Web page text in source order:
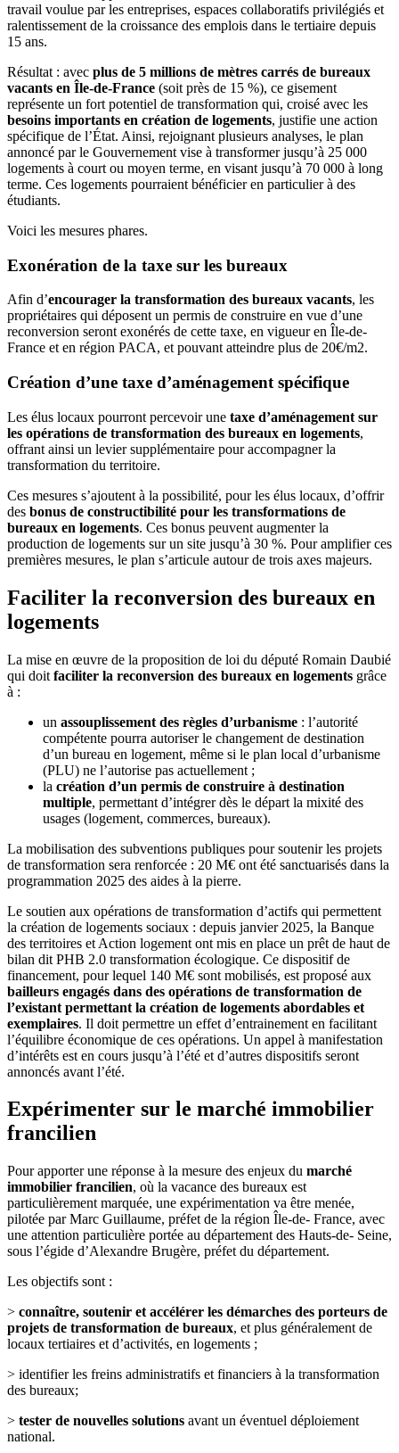
travail voulue par les entreprises, espaces collaboratifs privilégiés et
ralentissement de la croissance des emplois dans le tertiaire depuis
15 ans.
Résultat : avec plus de 5 millions de mètres carrés de bureaux
vacants en Île-de-France (soit près de 15 %), ce gisement
représente un fort potentiel de transformation qui, croisé avec les
besoins importants en création de logements, justifie une action
spécifique de l’État. Ainsi, rejoignant plusieurs analyses, le plan
annoncé par le Gouvernement vise à transformer jusqu’à 25 000
logements à court ou moyen terme, en visant jusqu’à 70 000 à long
terme. Ces logements pourraient bénéficier en particulier à des
étudiants.
Voici les mesures phares.
Exonération de la taxe sur les bureaux
Afin d’encourager la transformation des bureaux vacants, les
propriétaires qui déposent un permis de construire en vue d’une
reconversion seront exonérés de cette taxe, en vigueur en Île-de-
France et en région PACA, et pouvant atteindre plus de 20€/m2.
Création d’une taxe d’aménagement spécifique
Les élus locaux pourront percevoir une taxe d’aménagement sur
les opérations de transformation des bureaux en logements,
offrant ainsi un levier supplémentaire pour accompagner la
transformation du territoire.
Ces mesures s’ajoutent à la possibilité, pour les élus locaux, d’offrir
des bonus de constructibilité pour les transformations de
bureaux en logements. Ces bonus peuvent augmenter la
production de logements sur un site jusqu’à 30 %. Pour amplifier ces
premières mesures, le plan s’articule autour de trois axes majeurs.
Faciliter la reconversion des bureaux en
logements
La mise en œuvre de la proposition de loi du député Romain Daubié
qui doit faciliter la reconversion des bureaux en logements grâce
à :
un assouplissement des règles d’urbanisme : l’autorité
compétente pourra autoriser le changement de destination
d’un bureau en logement, même si le plan local d’urbanisme
(PLU) ne l’autorise pas actuellement ;
la création d’un permis de construire à destination
multiple, permettant d’intégrer dès le départ la mixité des
usages (logement, commerces, bureaux).
La mobilisation des subventions publiques pour soutenir les projets
de transformation sera renforcée : 20 M€ ont été sanctuarisés dans la
programmation 2025 des aides à la pierre.
Le soutien aux opérations de transformation d’actifs qui permettent
la création de logements sociaux : depuis janvier 2025, la Banque
des territoires et Action logement ont mis en place un prêt de haut de
bilan dit PHB 2.0 transformation écologique. Ce dispositif de
financement, pour lequel 140 M€ sont mobilisés, est proposé aux
bailleurs engagés dans des opérations de transformation de
l’existant permettant la création de logements abordables et
exemplaires. Il doit permettre un effet d’entrainement en facilitant
l’équilibre économique de ces opérations. Un appel à manifestation
d’intérêts est en cours jusqu’à l’été et d’autres dispositifs seront
annoncés avant l’été.
Expérimenter sur le marché immobilier
francilien
Pour apporter une réponse à la mesure des enjeux du marché
immobilier francilien, où la vacance des bureaux est
particulièrement marquée, une expérimentation va être menée,
pilotée par Marc Guillaume, préfet de la région Île-de- France, avec
une attention particulière portée au département des Hauts-de- Seine,
sous l’égide d’Alexandre Brugère, préfet du département.
Les objectifs sont :
> connaître, soutenir et accélérer les démarches des porteurs de
projets de transformation de bureaux, et plus généralement de
locaux tertiaires et d’activités, en logements ;
> identifier les freins administratifs et financiers à la transformation
des bureaux;
> tester de nouvelles solutions avant un éventuel déploiement
national.